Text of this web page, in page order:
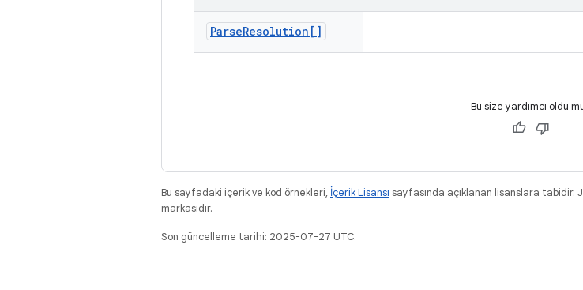
ParseResolution[]
Bu size yardımcı oldu
Bu sayfadaki içerik ve kod örnekleri, İçerik Lisansı sayfasında açıklanan lisanslara tabidir.
markasıdır.
Son güncelleme tarihi: 2025-07-27 UTC.